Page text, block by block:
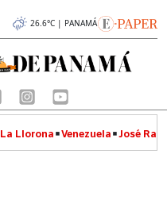
26.6°C | PANAMÁ
La Llorona Venezuela José